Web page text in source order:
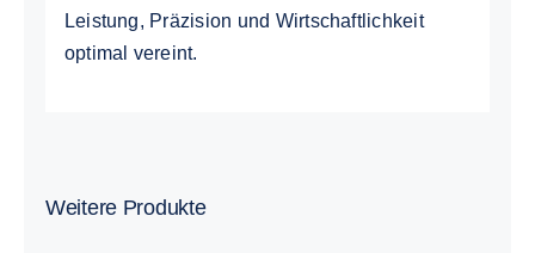
Leistung, Präzision und Wirtschaftlichkeit
optimal vereint.
Weitere Produkte